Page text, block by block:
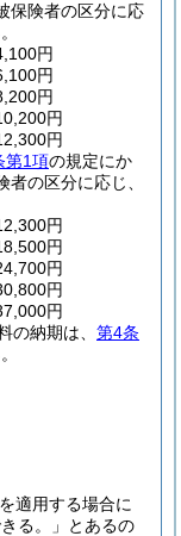
保険者の区分に応
円
円
円
円
円
第1項の規定にか
者の区分に応じ、
円
円
円
円
円
の納期は、 第4条
適用する場合に
る。」とあるの